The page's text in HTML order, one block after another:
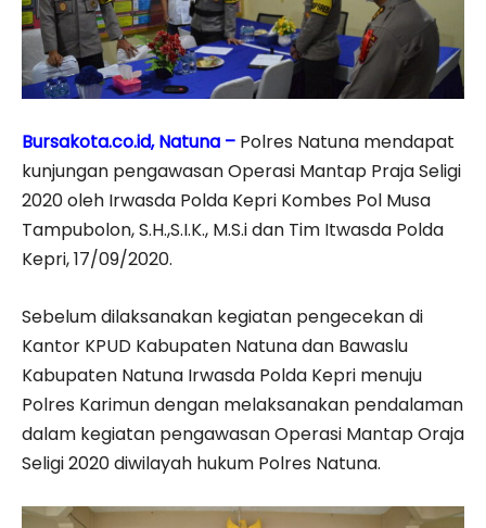
Bursakota.co.id, Natuna – Polres Natuna mendapat
kunjungan pengawasan Operasi Mantap Praja Seligi
2020 oleh Irwasda Polda Kepri Kombes Pol Musa
Tampubolon, S.H.,S.I.K., M.S.i dan Tim Itwasda Polda
Kepri, 17/09/2020.
Sebelum dilaksanakan kegiatan pengecekan di
Kantor KPUD Kabupaten Natuna dan Bawaslu
Kabupaten Natuna Irwasda Polda Kepri menuju
Polres Karimun dengan melaksanakan pendalaman
dalam kegiatan pengawasan Operasi Mantap Oraja
Seligi 2020 diwilayah hukum Polres Natuna.